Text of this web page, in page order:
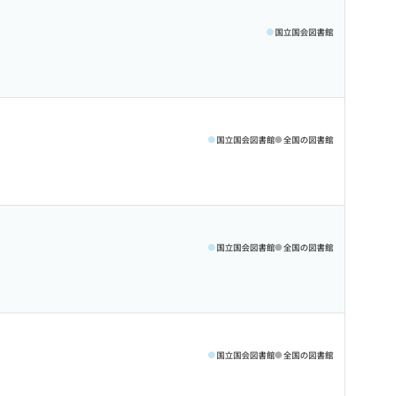
国立国会図書館
国立国会図書館 全国の図書館
国立国会図書館 全国の図書館
国立国会図書館 全国の図書館